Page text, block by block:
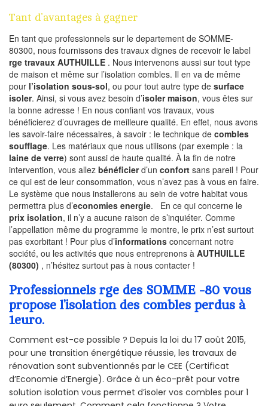
Tant d’avantages à gagner
En tant que professionnels sur le departement de SOMME-
80300, nous fournissons des travaux dignes de recevoir le label
rge travaux AUTHUILLE . Nous intervenons aussi sur tout type
de maison et même sur l’isolation combles. Il en va de même
pour l’isolation sous-sol, ou pour tout autre type de surface
isoler. Ainsi, si vous avez besoin d’isoler maison, vous êtes sur
la bonne adresse ! En nous confiant vos travaux, vous
bénéficierez d’ouvrages de meilleure qualité. En effet, nous avons
les savoir-faire nécessaires, à savoir : le technique de combles
soufflage. Les matériaux que nous utilisons (par exemple : la
laine de verre) sont aussi de haute qualité. À la fin de notre
intervention, vous allez bénéficierd’un confort sans pareil ! Pour
ce qui est de leur consommation, vous n’avez pas à vous en faire.
Le système que nous installerons au sein de votre habitat vous
permettra plus d’economies energie. En ce qui concerne le
prix isolation, il n’y a aucune raison de s’inquiéter. Comme
l’appellation même du programme le montre, le prix n’est surtout
pas exorbitant ! Pour plus d’informations concernant notre
société, ou les activités que nous entreprenons à AUTHUILLE
(80300) , n’hésitez surtout pas à nous contacter !
Professionnels rge des SOMME -80 vous
propose l’isolation des combles perdus à
1euro.
Comment est-ce possible ? Depuis la loi du 17 août 2015,
pour une transition énergétique réussie, les travaux de
rénovation sont subventionnés par le CEE (Certificat
d’Economie d’Energie). Grâce à un éco-prêt pour votre
solution isolation vous permet d’isoler vos combles pour 1